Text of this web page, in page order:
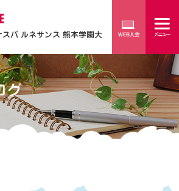
スパ ルネサンス 熊本学園大
グ